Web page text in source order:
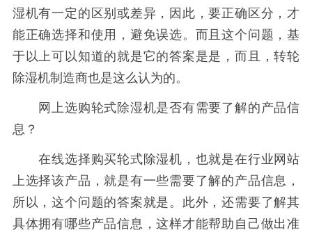
湿机有一定的区别或差异，因此，要正确区分，才
能正确选择和使用，避免误选。而且这个问题，基
于以上可以知道的就是它的答案是是，而且，转轮
除湿机制造商也是这么认为的。
网上选购轮式除湿机是否有需要了解的产品信
息？
在线选择购买轮式除湿机，也就是在行业网站
上选择该产品，就是有一些需要了解的产品信息，
所以，这个问题的答案就是。此外，还需要了解其
具体拥有哪些产品信息，这样才能帮助自己做出准